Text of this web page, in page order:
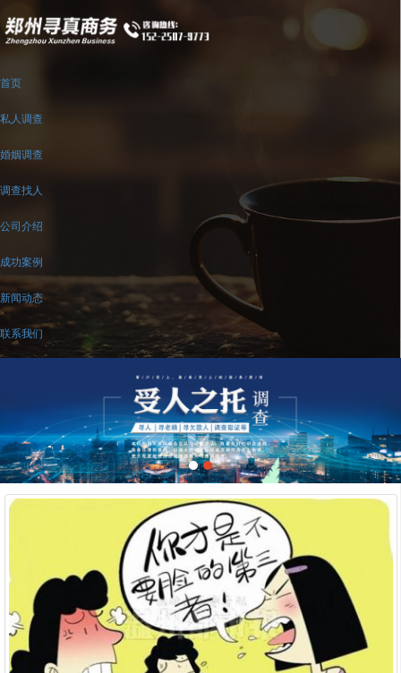
首页
私人调查
婚姻调查
调查找人
公司介绍
成功案例
新闻动态
联系我们